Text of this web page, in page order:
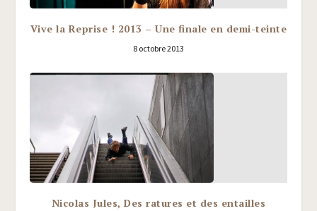
Vive la Reprise ! 2013 – Une finale en demi-teinte
8 octobre 2013
Nicolas Jules, Des ratures et des entailles